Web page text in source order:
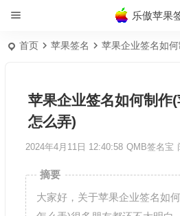
乐傲苹果
首页 苹果签名 苹果企业签名如
苹果企业签名如何制作
怎么弄)
2024年4月11日 12:40:58 QMB签名宝
摘要
大家好，关于苹果企业签名如